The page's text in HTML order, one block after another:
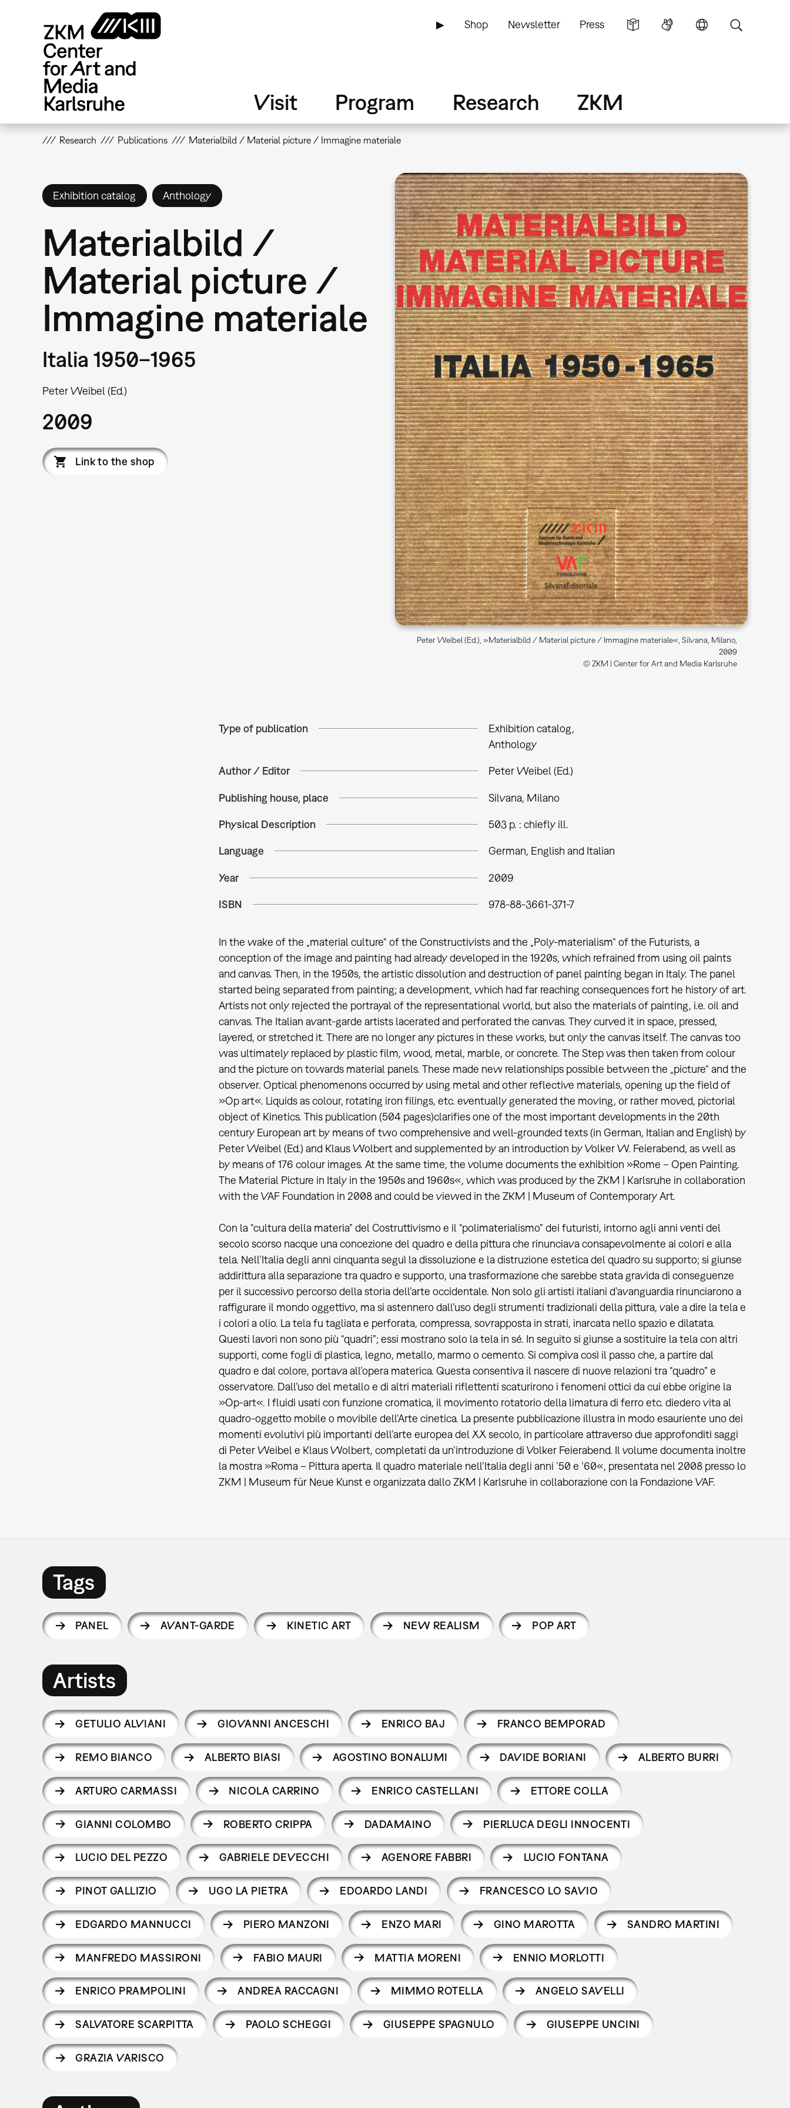
▶ Shop Newsletter Press
Visit Program Research ZKM
Research Publications Materialbild / Material picture / Immagine materiale
Exhibition catalog Anthology
Materialbild /
Material picture /
Immagine materiale
Italia 1950–1965
Peter Weibel (Ed.)
2009
Link to the shop
Peter Weibel (Ed.), »Materialbild / Material picture / Immagine materiale«, Silvana, Milano,
2009
© ZKM | Center for Art and Media Karlsruhe
Type of publication
Exhibition catalog
Anthology
Author / Editor Peter Weibel (Ed.)
Publishing house, place Silvana, Milano
Physical Description 503 p. : chiefly ill.
Language German, English and Italian
Year 2009
ISBN 978-88-3661-371-7
In the wake of the „material culture“ of the Constructivists and the „Poly-materialism“ of the Futurists, a
conception of the image and painting had already developed in the 1920s, which refrained from using oil paints
and canvas. Then, in the 1950s, the artistic dissolution and destruction of panel painting began in Italy. The panel
started being separated from painting; a development, which had far reaching consequences fort he history of art.
Artists not only rejected the portrayal of the representational world, but also the materials of painting, i.e. oil and
canvas. The Italian avant-garde artists lacerated and perforated the canvas. They curved it in space, pressed,
layered, or stretched it. There are no longer any pictures in these works, but only the canvas itself. The canvas too
was ultimately replaced by plastic film, wood, metal, marble, or concrete. The Step was then taken from colour
and the picture on towards material panels. These made new relationships possible between the „picture“ and the
observer. Optical phenomenons occurred by using metal and other reflective materials, opening up the field of
»Op art«. Liquids as colour, rotating iron filings, etc. eventually generated the moving, or rather moved, pictorial
object of Kinetics. This publication (504 pages)clarifies one of the most important developments in the 20th
century European art by means of two comprehensive and well-grounded texts (in German, Italian and English) by
Peter Weibel (Ed.) and Klaus Wolbert and supplemented by an introduction by Volker W. Feierabend, as well as
by means of 176 colour images. At the same time, the volume documents the exhibition »Rome – Open Painting.
The Material Picture in Italy in the 1950s and 1960s«, which was produced by the ZKM | Karlsruhe in collaboration
with the VAF Foundation in 2008 and could be viewed in the ZKM | Museum of Contemporary Art.
Con la “cultura della materia” del Costruttivismo e il “polimaterialismo” dei futuristi, intorno agli anni venti del
secolo scorso nacque una concezione del quadro e della pittura che rinunciava consapevolmente ai colori e alla
tela. Nell’Italia degli anni cinquanta seguì la dissoluzione e la distruzione estetica del quadro su supporto; si giunse
addirittura alla separazione tra quadro e supporto, una trasformazione che sarebbe stata gravida di conseguenze
per il successivo percorso della storia dell’arte occidentale. Non solo gli artisti italiani d’avanguardia rinunciarono a
raffigurare il mondo oggettivo, ma si astennero dall’uso degli strumenti tradizionali della pittura, vale a dire la tela e
i colori a olio. La tela fu tagliata e perforata, compressa, sovrapposta in strati, inarcata nello spazio e dilatata.
Questi lavori non sono più “quadri”; essi mostrano solo la tela in sé. In seguito si giunse a sostituire la tela con altri
supporti, come fogli di plastica, legno, metallo, marmo o cemento. Si compiva così il passo che, a partire dal
quadro e dal colore, portava all’opera materica. Questa consentiva il nascere di nuove relazioni tra “quadro” e
osservatore. Dall’uso del metallo e di altri materiali riflettenti scaturirono i fenomeni ottici da cui ebbe origine la
»Op-art«. I fluidi usati con funzione cromatica, il movimento rotatorio della limatura di ferro etc. diedero vita al
quadro-oggetto mobile o movibile dell’Arte cinetica. La presente pubblicazione illustra in modo esauriente uno dei
momenti evolutivi più importanti dell’arte europea del XX secolo, in particolare attraverso due approfonditi saggi
di Peter Weibel e Klaus Wolbert, completati da un’introduzione di Volker Feierabend. Il volume documenta inoltre
la mostra »Roma – Pittura aperta. Il quadro materiale nell’Italia degli anni ’50 e ’60«, presentata nel 2008 presso lo
ZKM | Museum für Neue Kunst e organizzata dallo ZKM | Karlsruhe in collaborazione con la Fondazione VAF.
Tags
PANEL AVANT-GARDE KINETIC ART NEW REALISM POP ART
Artists
GETULIO ALVIANI GIOVANNI ANCESCHI ENRICO BAJ FRANCO BEMPORAD
REMO BIANCO ALBERTO BIASI AGOSTINO BONALUMI DAVIDE BORIANI ALBERTO BURRI
ARTURO CARMASSI NICOLA CARRINO ENRICO CASTELLANI ETTORE COLLA
GIANNI COLOMBO ROBERTO CRIPPA DADAMAINO PIERLUCA DEGLI INNOCENTI
LUCIO DEL PEZZO GABRIELE DEVECCHI AGENORE FABBRI LUCIO FONTANA
PINOT GALLIZIO UGO LA PIETRA EDOARDO LANDI FRANCESCO LO SAVIO
EDGARDO MANNUCCI PIERO MANZONI ENZO MARI GINO MAROTTA SANDRO MARTINI
MANFREDO MASSIRONI FABIO MAURI MATTIA MORENI ENNIO MORLOTTI
ENRICO PRAMPOLINI ANDREA RACCAGNI MIMMO ROTELLA ANGELO SAVELLI
SALVATORE SCARPITTA PAOLO SCHEGGI GIUSEPPE SPAGNULO GIUSEPPE UNCINI
GRAZIA VARISCO